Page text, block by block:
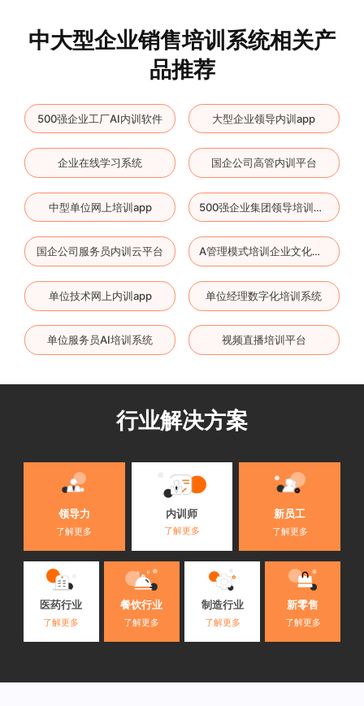
中大型企业销售培训系统相关产
品推荐
500强企业工厂AI内训软件 大型企业领导内训app
企业在线学习系统 国企公司高管内训平台
中型单位网上培训app 500强企业集团领导培训云平台
国企公司服务员内训云平台 A管理模式培训企业文化系统
单位技术网上内训app 单位经理数字化培训系统
单位服务员AI培训系统 视频直播培训平台
行业解决方案
领导力
了解更多
内训师
了解更多
新员工
了解更多
医药行业
了解更多
餐饮行业
了解更多
制造行业
了解更多
新零售
了解更多